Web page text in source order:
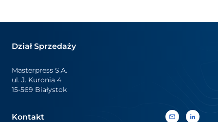
treściami promocyjnymi. Dzięki
wykończeniom zapewniają silną
odpowiadając jednocześnie na
różnorodne potrzeby
komunikacyjne. Etykiety
termokurczliwe są […]
wysoce
Dział Sprzedaży
Masterpress S.A.
ul. J. Kuronia 4
15-569 Białystok
Kontakt